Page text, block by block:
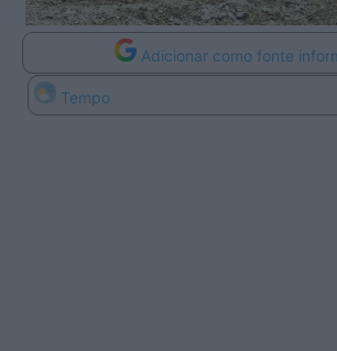
Adicionar como fonte
Tempo